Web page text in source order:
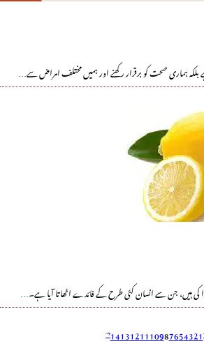
بلکہ ہماری صحت کو برقرار رکھنے اور ہمیں مختلف امراض سے…
کی ہیں، جن سے انسان کئی طرح کے فائدے اٹھاتا آیا ہے۔…
1
2
3
4
5
6
7
8
9
10
11
12
13
14